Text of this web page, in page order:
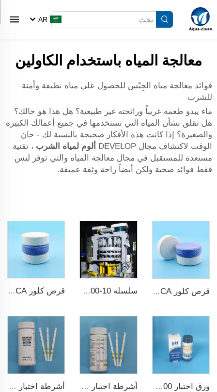
AR
معالجة المياه باستخدام الكاولين
فوائد معالجة مياه الجِبْس للحصول على مياه نظيفة وأمنة
للشرب
ماء يبدو طعمه غريباً ورائحته غير طبيعية؟ هل هذا هو حالك؟
هل تقلق بشأن المياه التي تستخدمها في جميع أعمالك الكبيرة
والصغيرة؟ إذا كانت هذه الأفكار صحيحة بالنسبة لك - حان
الوقت لاكتشاف مجال DEVELOP
ألوم لمياه الشرب ، تقنية
مستعدة للمستقبل في مجال معالجة المياه والتي توفر ليس
فقط فوائد صحية ولكن أيضاً راحة وثقة عميقة.
قرص كلور TCCA لتعقيم المياه سلسلة ZPS100-10 ضاغط أقراص دوارة كبير قرص كلور TCCA لتعقيم المياه قياس 3 بوصات حمض ثلاثي الكلور إيزوسيانوريك
ورق اختبار pH ph0-ph14 100شريط لاختبار مسبح السباحة أشرطة اختبار ماء مسبح 7 في 1 أشرطة اختبار خزان السمك عالية الجودة 6 في 1 لمزرعة الأسماك